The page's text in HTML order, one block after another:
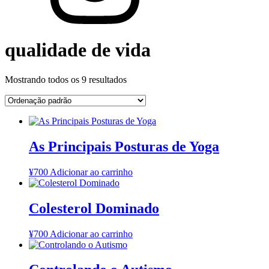
qualidade de vida
Mostrando todos os 9 resultados
As Principais Posturas de Yoga
¥700 Adicionar ao carrinho
Colesterol Dominado
¥700 Adicionar ao carrinho